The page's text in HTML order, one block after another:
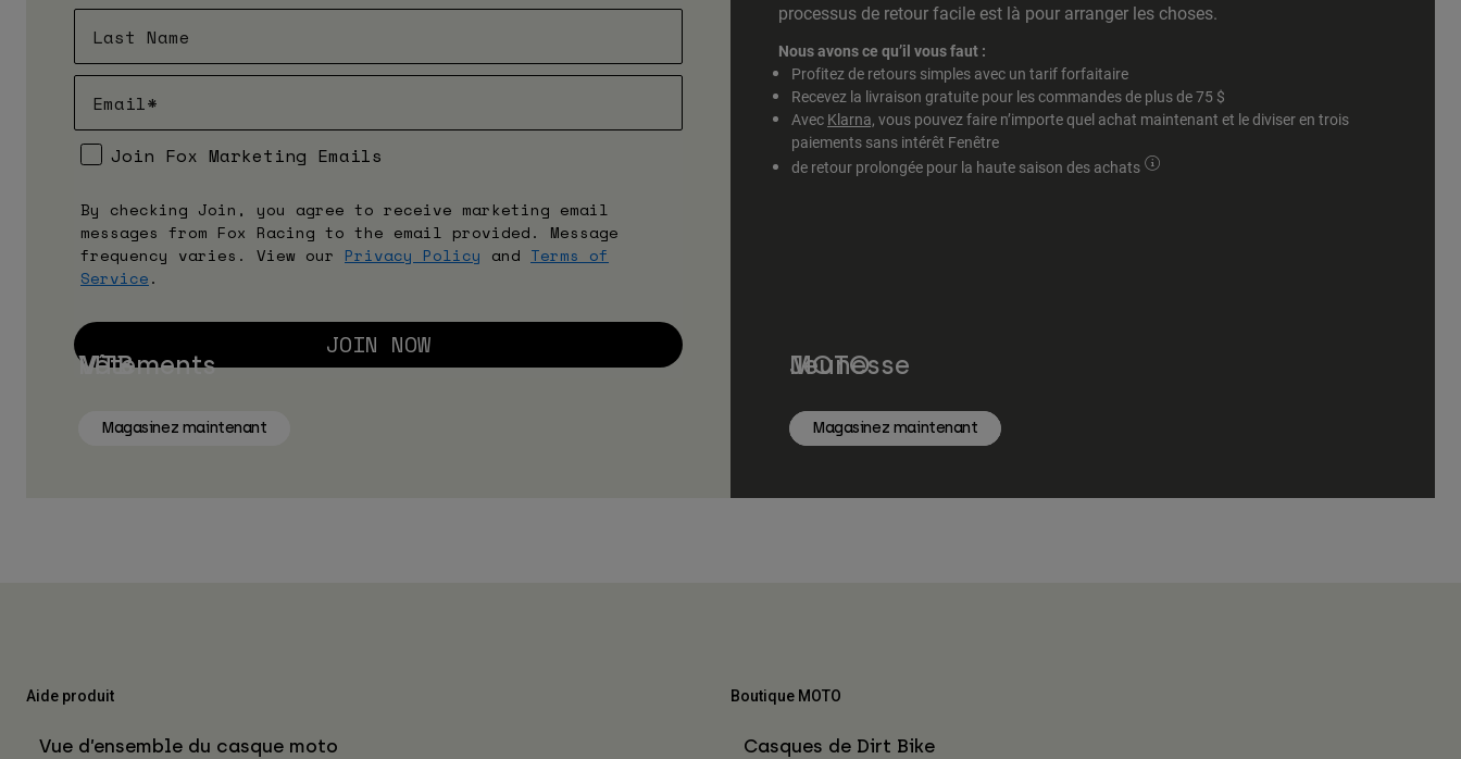
Join Fox Marketing Emails
By checking Join, you agree to receive marketing email
messages from Fox Racing to the email provided. Message
frequency varies. View our Privacy Policy and Terms of
Service.
JOIN NOW
processus de retour facile est là pour arranger les choses.
Nous avons ce qu’il vous faut :
Profitez de retours simples avec un tarif forfaitaire
Recevez la livraison gratuite pour les commandes de plus de 75 $
Avec Klarna, vous pouvez faire n’importe quel achat maintenant et le diviser en trois
paiements sans intérêt Fenêtre
de retour prolongée pour la haute saison des achats
MTB
Magasinez maintenant
MOTO
Magasinez maintenant
Vêtements
Magasinez maintenant
Jeunesse
Magasinez maintenant
Aide produit
Vue d’ensemble du casque moto
Boutique MOTO
Casques de Dirt Bike